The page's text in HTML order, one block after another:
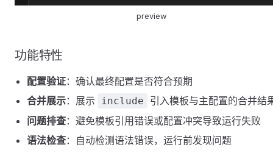
preview
功能特性
配置验证：确认最终配置是否符合预期
合并展示：展示 include
引入模板与主配置的合并结
问题排查：避免模板引用错误或配置冲突导致运行失败
语法检查：自动检测语法错误，运行前发现问题